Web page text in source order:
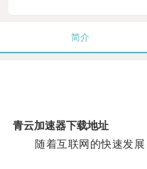
简介
青云加速器下载地址
随着互联网的快速发展